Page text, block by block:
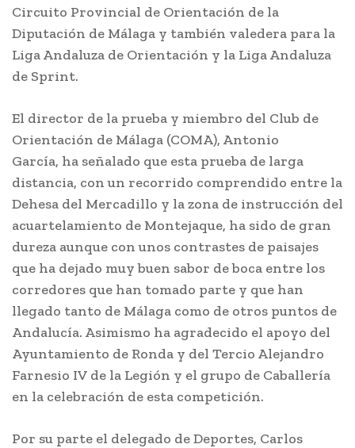
Circuito Provincial de Orientación de la
Diputación de Málaga y también valedera para la
Liga Andaluza de Orientación y la Liga Andaluza
de Sprint.
El director de la prueba y miembro del Club de
Orientación de Málaga (COMA), Antonio
García, ha señalado que esta prueba de larga
distancia, con un recorrido comprendido entre la
Dehesa del Mercadillo y la zona de instrucción del
acuartelamiento de Montejaque, ha sido de gran
dureza aunque con unos contrastes de paisajes
que ha dejado muy buen sabor de boca entre los
corredores que han tomado parte y que han
llegado tanto de Málaga como de otros puntos de
Andalucía. Asimismo ha agradecido el apoyo del
Ayuntamiento de Ronda y del Tercio Alejandro
Farnesio IV de la Legión y el grupo de Caballería
en la celebración de esta competición.
Por su parte el delegado de Deportes, Carlos